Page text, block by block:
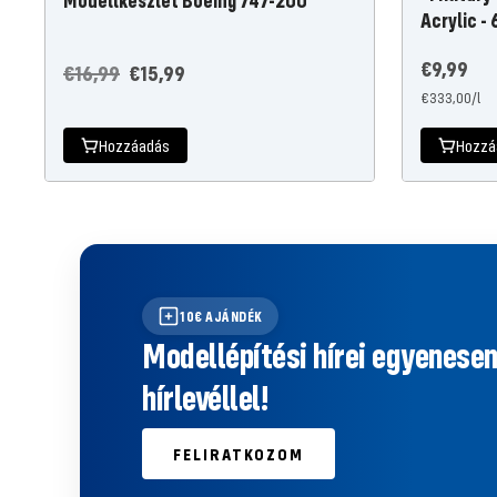
Ajánlati
€15,99
Normál
€16,99
Hozzáadás
Acrylic -
Ajánlati
ár
€9,99
€333,00/l
10€ AJÁNDÉK
Modellépítési hírei
hírlevéllel!
FELIRATKOZOM